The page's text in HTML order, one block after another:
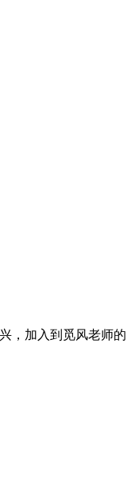
，加入到觅风老师的